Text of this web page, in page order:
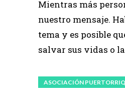
Mientras más
nuestro mensaje.
tema y es posible
salvar sus vidas o
ASOCIACIÓN